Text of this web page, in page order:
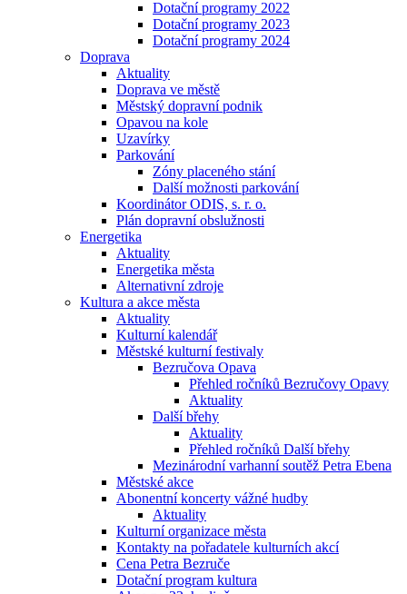
Dotační programy 2022
Dotační programy 2023
Dotační programy 2024
Doprava
Aktuality
Doprava ve městě
Městský dopravní podnik
Opavou na kole
Uzavírky
Parkování
Zóny placeného stání
Další možnosti parkování
Koordinátor ODIS, s. r. o.
Plán dopravní obslužnosti
Energetika
Aktuality
Energetika města
Alternativní zdroje
Kultura a akce města
Aktuality
Kulturní kalendář
Městské kulturní festivaly
Bezručova Opava
Přehled ročníků Bezručovy Opavy
Aktuality
Další břehy
Aktuality
Přehled ročníků Další břehy
Mezinárodní varhanní soutěž Petra Ebena
Městské akce
Abonentní koncerty vážné hudby
Aktuality
Kulturní organizace města
Kontakty na pořadatele kulturních akcí
Cena Petra Bezruče
Dotační program kultura